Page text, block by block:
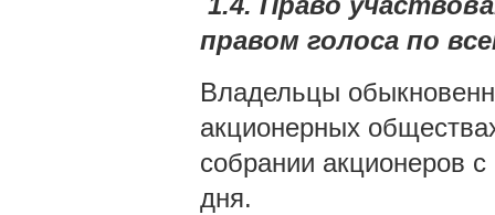
правом голоса по
Владельцы
акционерных
собрании акционеров
дня.